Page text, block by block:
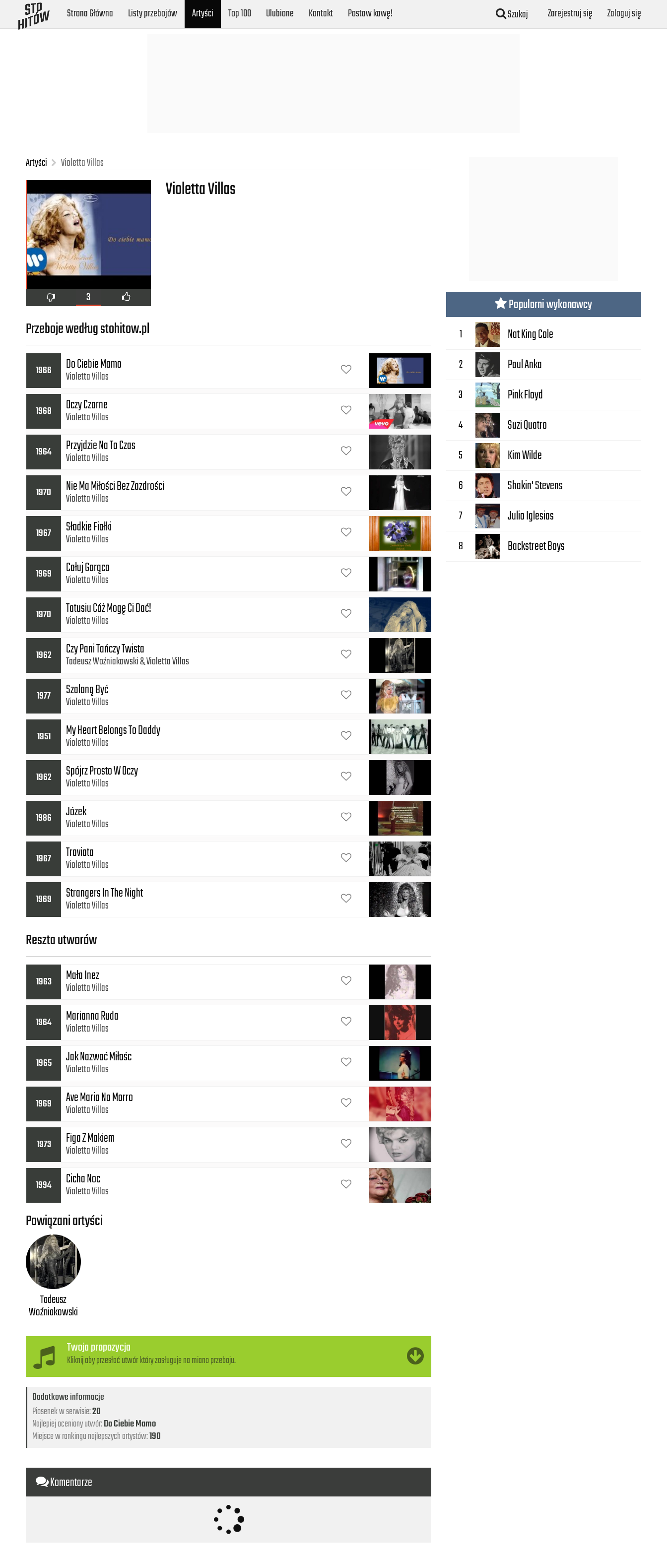
Strona Główna Listy przebojów Artyści Top 100 Ulubione Kontakt Postaw kawę! Szukaj Zarejestruj się Zaloguj się
Artyści Violetta Villas
3
Violetta Villas
Przeboje według stohitow.pl
1966 Do Ciebie Mamo
Violetta Villas
1968 Oczy Czarne
Violetta Villas
1964 Przyjdzie Na To Czas
Violetta Villas
1970 Nie Ma Miłości Bez Zazdrości
Violetta Villas
1967 Słodkie Fiołki
Violetta Villas
1969 Całuj Gorąco
Violetta Villas
1970 Tatusiu Cóż Mogę Ci Dać!
Violetta Villas
1962 Czy Pani Tańczy Twista
Tadeusz Woźniakowski Violetta Villas
1977 Szaloną Być
Violetta Villas
1951 My Heart Belongs To Daddy
Violetta Villas
1962 Spójrz Prosto W Oczy
Violetta Villas
1986 Józek
Violetta Villas
1967 Traviata
Violetta Villas
1969 Strangers In The Night
Violetta Villas
Reszta utworów
1963 Mała Inez
Violetta Villas
1964 Marianna Ruda
Violetta Villas
1965 Jak Nazwać Miłośc
Violetta Villas
1969 Ave Maria No Morro
Violetta Villas
1973 Figa Z Makiem
Violetta Villas
1994 Cicha Noc
Violetta Villas
Powiązani artyści
Tadeusz
Woźniakowski
Twoja propozycja
Kliknij aby przesłać utwór który zasługuje na miano przeboju.
Dodatkowe informacje
Piosenek w serwisie:20
Najlepiej oceniony utwór:Do Ciebie Mamo
Miejsce w rankingu najlepszych artystów:190
Komentarze
Popularni wykonawcy
1 Nat King Cole
2 Paul Anka
3 Pink Floyd
4 Suzi Quatro
5 Kim Wilde
6 Shakin' Stevens
7 Julio Iglesias
8 Backstreet Boys